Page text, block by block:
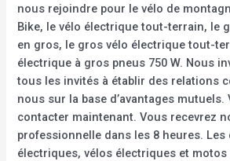
nous rejoindre pour le vélo de
Bike, le vélo électrique tout-terrain, le
en gros, le gros vélo électrique tout-
électrique à gros pneus 750 W. Nous
tous les invités à établir des relations
nous sur la base d’avantages
contacter maintenant. Vous recevrez
professionnelle dans les 8 heures.
électriques, vélos électriques et